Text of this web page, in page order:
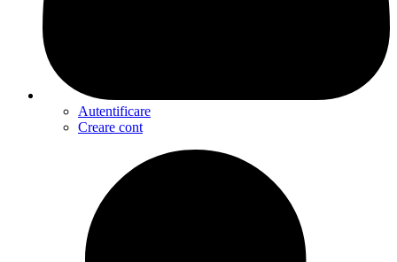
Autentificare
Creare cont